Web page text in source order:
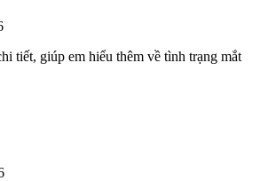
tiết, giúp em hiểu thêm về tình trạng mắt